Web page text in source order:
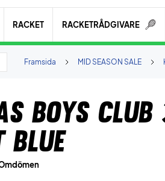
RACKET RACKETRÅDGIVARE
MID SEASON SALE
Framsida
Boys